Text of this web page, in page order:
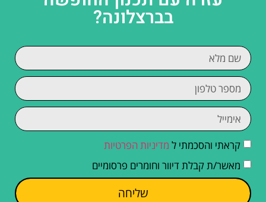
בברצלונה?
קראתי והסכמתי ל מדיניות הפרטיות
מאשר/ת קבלת דיוור וחומרים פרסומיים
שליחה